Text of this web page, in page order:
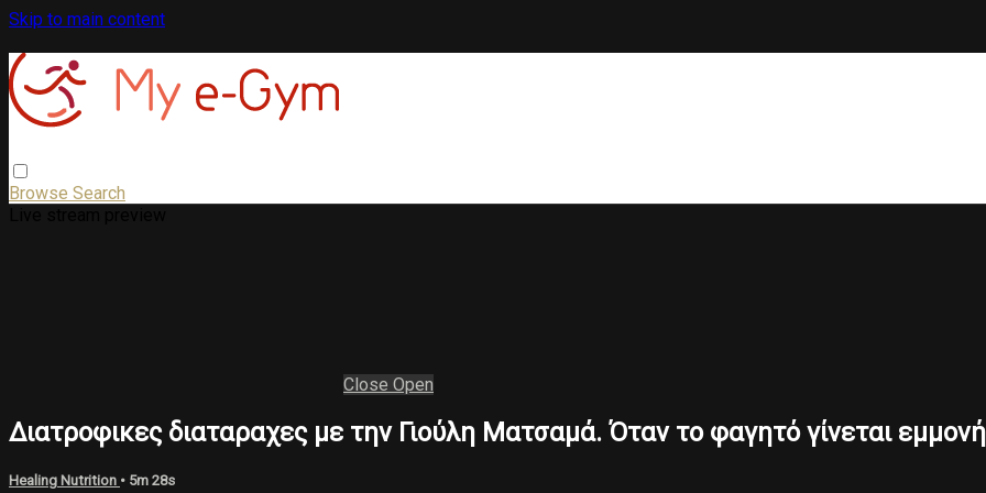
Skip to main content
Browse Search
Close Open
Διατροφικες διαταραχες με την Γιούλη Ματσαμά. Όταν το φαγητό γίνεται
Healing Nutrition • 5m 28s